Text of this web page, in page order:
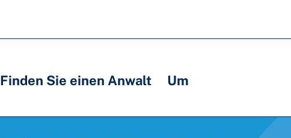
Finden Sie einen Anwalt Um